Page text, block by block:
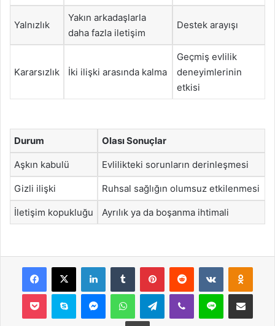
Yalnızlık
Yakın arkadaşlarla
daha fazla iletişim
Destek arayışı
Kararsızlık İki ilişki arasında kalma
Geçmiş evlilik
deneyimlerinin
etkisi
Durum Olası Sonuçlar
Aşkın kabulü Evlilikteki sorunların derinleşmesi
Gizli ilişki Ruhsal sağlığın olumsuz etkilenmesi
İletişim kopukluğu Ayrılık ya da boşanma ihtimali
Facebook
X LinkedInTumblr PinterestReddit VKontakte
Pocket Skype MessengerWhatsAppTelegramViber Line E-Posta ile
Yazdır